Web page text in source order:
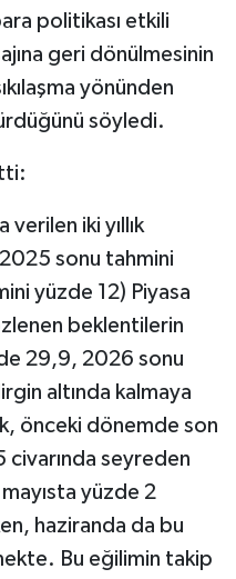
politikası etkili
geri dönülmesinin
yönünden
söyledi.
iki yıllık
sonu tahmini
yüzde 12) Piyasa
beklentilerin
29,9, 2026 sonu
altında kalmaya
önceki dönemde son
civarında seyreden
yüzde 2
haziranda da bu
Bu eğilimin takip